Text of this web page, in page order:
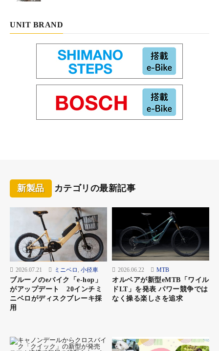
UNIT BRAND
新製品 カテゴリの最新記事
2026.07.21 ミニベロ , 小径車
ブルーノのeバイク「e-hop」
がアップデート 20インチミ
ニベロがディスクブレーキ採
用
2026.06.22 MTB
オルベアが新型eMTB「ワイル
ドLT」を発表 パワー競争では
なく操る楽しさを追求